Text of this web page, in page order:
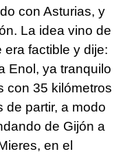
con Asturias, y
La idea vino de
factible y dije:
Enol, ya tranquilo
con 35 kilómetros
de partir, a modo
de Gijón a
en el